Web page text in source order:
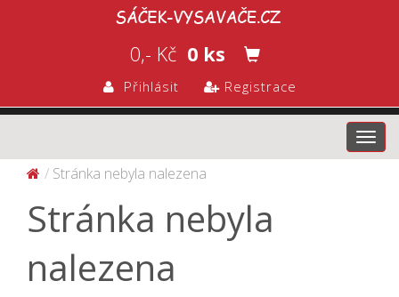
0,- Kč 0 ks
Přihlásit Registrace
Stránka nebyla nalezena
Stránka nebyla
nalezena